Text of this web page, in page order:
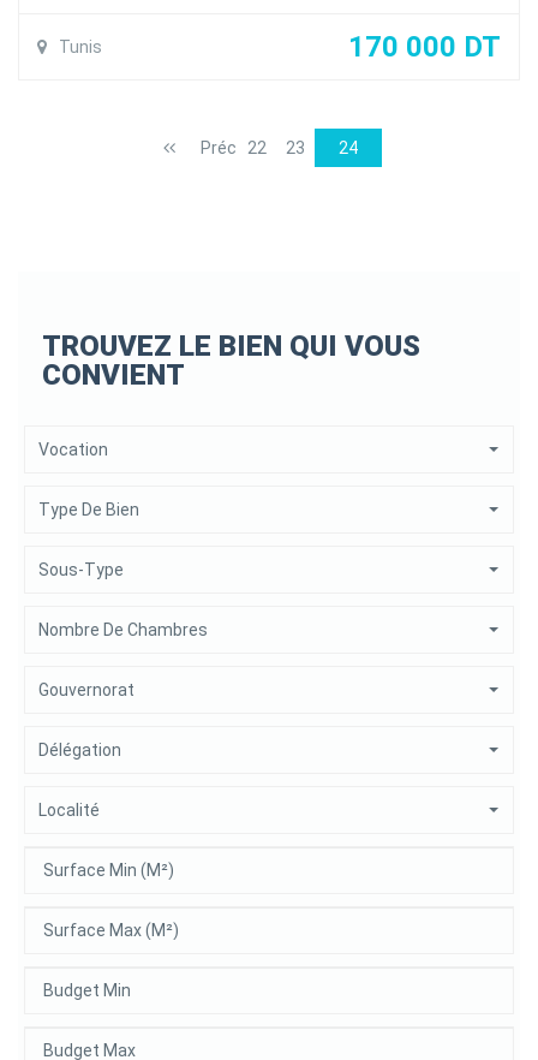
plus d’informations ou visite veuillez contacter : 99 181
Tunis 170 000 DT
Préc 22 23 24
TROUVEZ LE BIEN QUI VOUS
CONVIENT
Vocation
Type De Bien
Sous-Type
Nombre De Chambres
Gouvernorat
Délégation
Localité